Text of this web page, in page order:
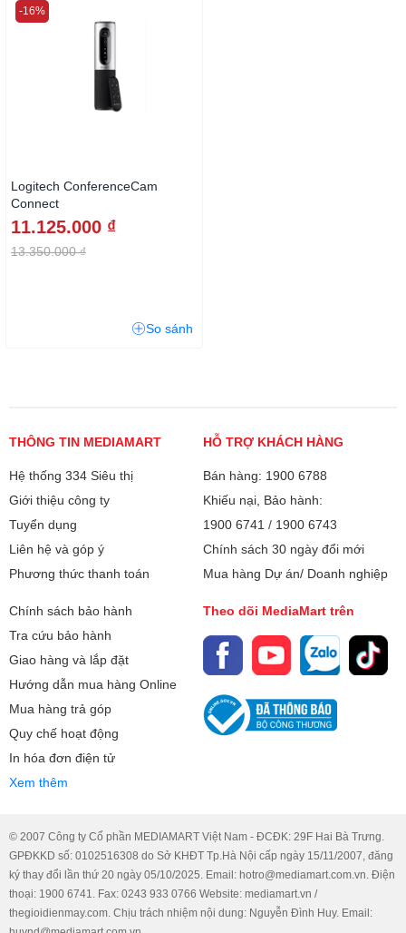
Logitech ConferenceCam
Connect
11.125.000 ₫
13.350.000 ₫
-16%
So sánh
THÔNG TIN MEDIAMART
Hệ thống 334 Siêu thị
Giới thiệu công ty
Tuyển dụng
Liên hệ và góp ý
Phương thức thanh toán
HỖ TRỢ KHÁCH HÀNG
Bán hàng: 1900 6788
Khiếu nại, Bảo hành:
1900 6741 / 1900 6743
Chính sách 30 ngày đổi mới
Mua hàng Dự án/ Doanh nghiệp
Chính sách bảo hành
Tra cứu bảo hành
Giao hàng và lắp đặt
Hướng dẫn mua hàng Online
Mua hàng trả góp
Quy chế hoạt động
In hóa đơn điện tử
Xem thêm
Theo dõi MediaMart trên
© 2007 Công ty Cổ phần MEDIAMART Việt Nam - ĐCĐK: 29F Hai Bà Trưng.
GPĐKKD số: 0102516308 do Sở KHĐT Tp.Hà Nội cấp ngày 15/11/2007, đăng
ký thay đổi lần thứ 20 ngày 05/10/2025. Email: hotro@mediamart.com.vn. Điện
thoại: 1900 6741. Fax: 0243 933 0766 Website: mediamart.vn /
thegioidienmay.com. Chịu trách nhiệm nội dung: Nguyễn Đình Huy. Email: